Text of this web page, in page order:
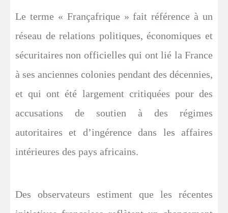
Le terme « Françafrique » fait référence à un
réseau de relations politiques, économiques et
sécuritaires non officielles qui ont lié la France
à ses anciennes colonies pendant des décennies,
et qui ont été largement critiquées pour des
accusations de soutien à des régimes
autoritaires et d’ingérence dans les affaires
intérieures des pays africains.
Des observateurs estiment que les récentes